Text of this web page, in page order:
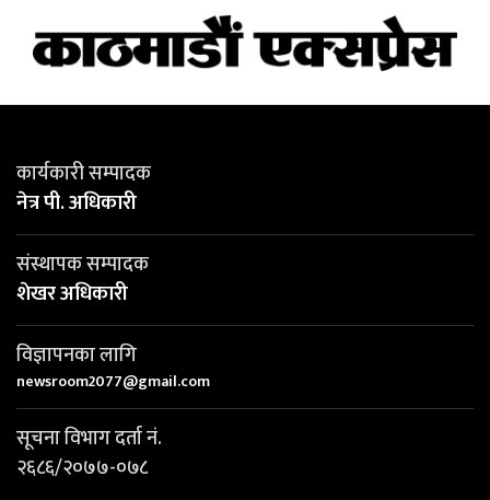
कार्यकारी सम्पादक
नेत्र पी. अधिकारी
संस्थापक सम्पादक
शेखर अधिकारी
विज्ञापनका लागि
newsroom2077@gmail.com
सूचना विभाग दर्ता नं.
२६८६/२०७७-०७८